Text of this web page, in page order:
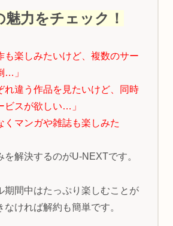
魅力をチェック！
も楽しみたいけど、複数のサー
…」
れ違う作品を見たいけど、同時
ビスが欲しい…」
くマンガや雑誌も楽しみた
を解決するのがU-NEXTです。
期間中はたっぷり楽しむことが
なければ解約も簡単です。